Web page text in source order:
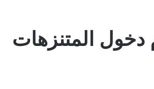
المتنزهات